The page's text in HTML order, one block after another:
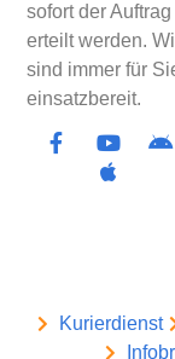
sofort der Auftrag
erteilt werden.
sind immer für
einsatzbereit.
Kurierdienst